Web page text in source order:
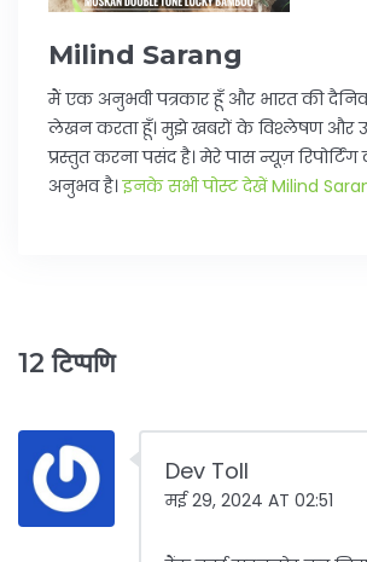
Milind Sarang
मैं एक अनुभवी पत्रकार हूँ और भारत की
लेखन करता हूँ। मुझे खबरों के विश्लेषण और
प्रस्तुत करना पसंद है। मेरे पास न्यूज़
अनुभव है।इनके सभी पोस्ट देखें Milind
12 टिप्पणि
Dev Toll
मई 29, 2024 AT 02:51